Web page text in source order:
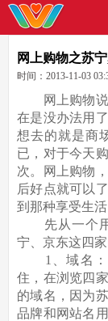
网上购物之苏
时间：2013-11-03
网上购物说
在是没办法用
想去的就是商
已，对于今天
次。网上购物
后好点就可以
到那种享受生
先从一个用
宁、京东这四
1、域名：
住，在浏览四
的域名，因为
品牌和网站名